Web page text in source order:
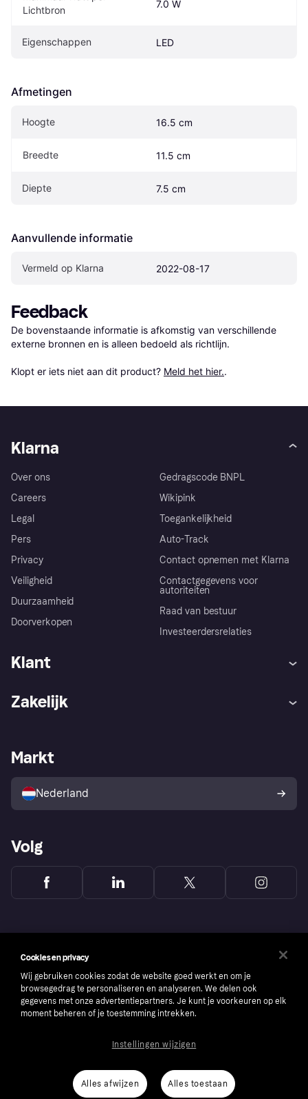
Lichtbron
7.0 W
Eigenschappen LED
Afmetingen
Hoogte 16.5 cm
Breedte 11.5 cm
Diepte 7.5 cm
Aanvullende informatie
Vermeld op Klarna 2022-08-17
Feedback
De bovenstaande informatie is afkomstig van verschillende
externe bronnen en is alleen bedoeld als richtlijn.
Klopt er iets niet aan dit product? Meld het hier..
Klarna
Over ons
Careers
Legal
Pers
Privacy
Veiligheid
Duurzaamheid
Doorverkopen
Gedragscode BNPL
Wikipink
Toegankelijkheid
Auto-Track
Contact opnemen met Klarna
Contactgegevens voor
autoriteiten
Raad van bestuur
Investeerdersrelaties
Klant
Winkeloverzicht
Kopersbescherming voor
consumenten
Zakelijk
Zakelijke login
Markt
Nederland
Volg
number: 556737-0431
Cookies en privacy
Wij gebruiken cookies zodat de website goed werkt en om je
browsegedrag te personaliseren en analyseren. We delen ook
gegevens met onze advertentiepartners. Je kunt je voorkeuren op elk
moment beheren of je toestemming intrekken.
Alles afwijzen Alles toestaan
Instellingen wijzigen